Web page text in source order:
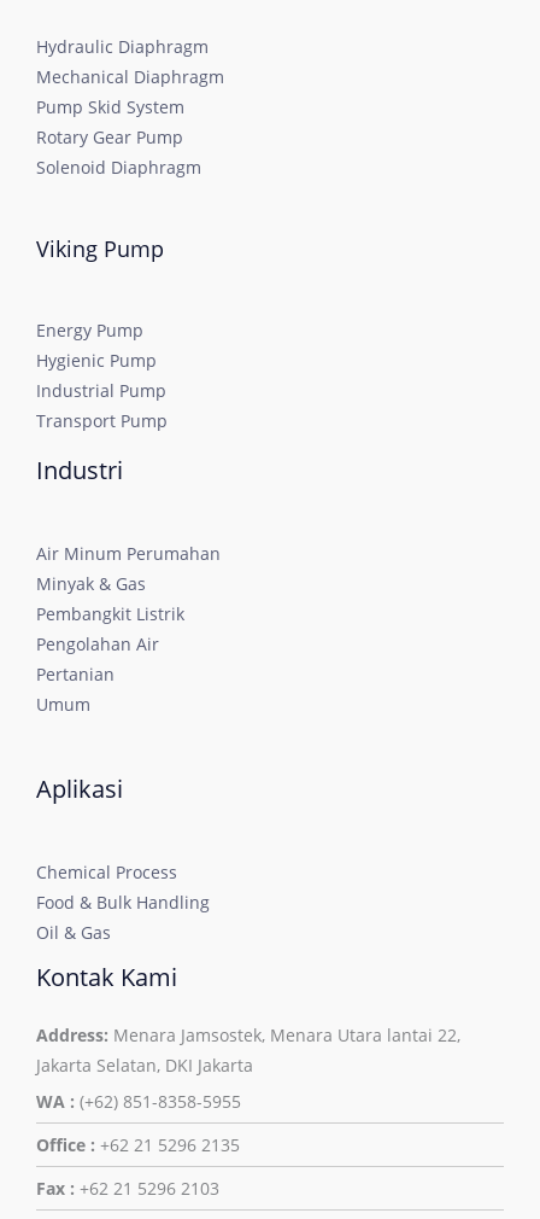
Hydraulic Diaphragm
Mechanical Diaphragm
Pump Skid System
Rotary Gear Pump
Solenoid Diaphragm
Viking Pump
Energy Pump
Hygienic Pump
Industrial Pump
Transport Pump
Industri
Air Minum Perumahan
Minyak & Gas
Pembangkit Listrik
Pengolahan Air
Pertanian
Umum
Aplikasi
Chemical Process
Food & Bulk Handling
Oil & Gas
Kontak Kami
Address: Menara Jamsostek, Menara Utara lantai 22,
Jakarta Selatan, DKI Jakarta
WA : (+62) 851-8358-5955
Office : +62 21 5296 2135
Fax : +62 21 5296 2103